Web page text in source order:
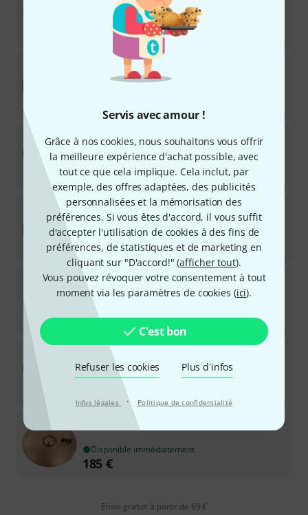
Servis avec amour !
Grâce à nos cookies, nous souhaitons vous offrir
la meilleure expérience d'achat possible, avec
tout ce que cela implique. Cela inclut, par
exemple, des offres adaptées, des publicités
personnalisées et la mémorisation des
préférences. Si vous êtes d'accord, il vous suffit
d'accepter l'utilisation de cookies à des fins de
préférences, de statistiques et de marketing en
cliquant sur "D'accord!" (afficher tout).
Vous pouvez révoquer votre consentement à tout
moment via les paramètres de cookies (ici).
C'est bon
Refuser les cookies Plus d´infos
Infos légales · Politique de confidentialité
Sur demande
€
18" Byzance Benny Greb Ride
3
18" Mellow Ride
Disponible dans plusieurs mois
255€
Istanbul Mehmet 18" Jazz Ride Siz. Turk Series
6
Disponible immédiatement
311 €
Istanbul Mehmet18" Ping Ride Traditional
1
Disponible sous 4–5 semaines
321€
Sabian
Disponible immédiatement
18" B8X Crash Ride B-Stock
Disponible immédiatement
185 €
Envoi gratuit à partir de 69 €